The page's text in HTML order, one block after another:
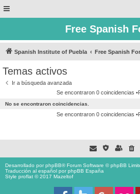
Free Spanish
Spanish Institute of Puebla Free Spanish
Temas activos
Ir a búsqueda avanzada
Se encontraron 0 coincidencias
No se encontraron coincidencias.
Se encontraron 0 coincidencias
Desarrollado porphpBB® Forum Software © phpBB
Traducción al español porphpBB España
Style proflat © 2017 Mazeltof